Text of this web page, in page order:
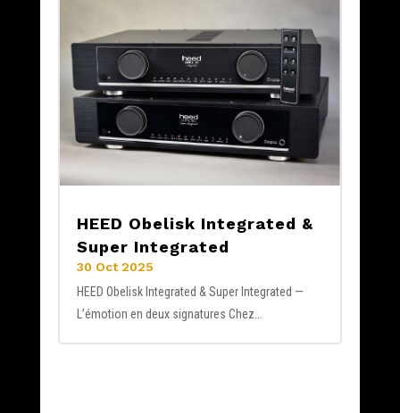
HEED Obelisk Integrated &
Super Integrated
30 Oct 2025
HEED Obelisk Integrated & Super Integrated —
L’émotion en deux signatures Chez...